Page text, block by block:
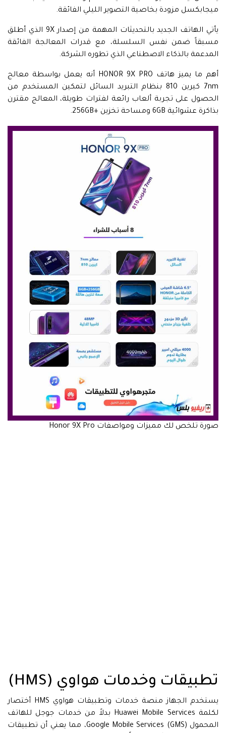
ميجابكسل مزودة بخاصية التصوير الليلي الفائقة.
يأتي الهاتف الجديد بالتحديثات المهمة من إصدار 9X الذي أطلق
مسبقاً ضمن نفس السلسلة، مع قدرات المعالجة الفائقة
المدعمة بالذكاء الاصطناعي الذي تطوره الشركة.
أهم ما يميز هاتف HONOR 9X PRO أنه يعمل بواسطة معالج
7nm كيرين 810 بنظام التبريد السائل لتمكين المستخدم من
الحصول على تجربة ألعاب رائعة لفترات طويلة، المعالج مقترن
بذاكرة عشوائية 6GB ومساحة تخزين +256GB.
صورة تلخص لك مميزات ومواصفات Honor 9X Pro
تطبيقات وخدمات هواوي (HMS)
يستخدم الجهاز منصة خدمات وتطبيقات هواوي HMS أختصار
لكلمة Huawei Mobile Services بدلاً من خدمات جوجل للهاتف
المحمول Google Mobile Services (GMS)، مما يعني أن تطبيقات